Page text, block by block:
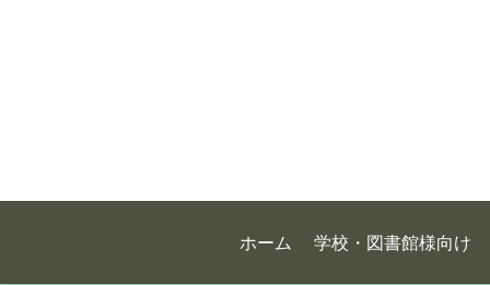
ホーム 学校・図書館様向け